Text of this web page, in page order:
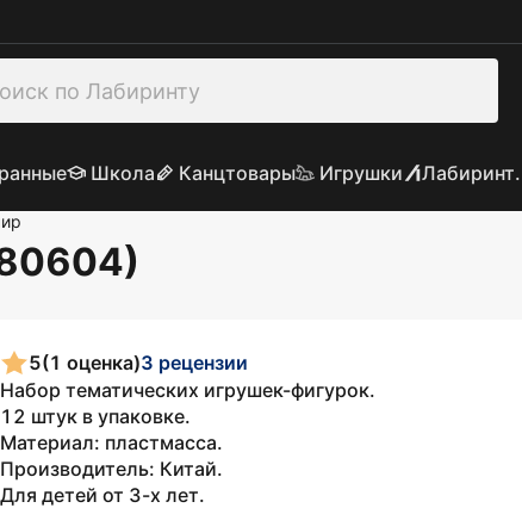
Школа Канцтовары Игрушки
5(1 оценка)3 рецензии
Набор тематических игрушек-фигурок.
12 штук в упаковке.
Материал: пластмасса.
Производитель: Китай.
Для детей от 3-х лет.